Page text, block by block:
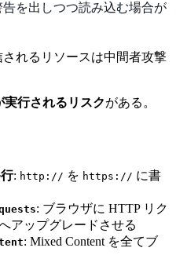
を出しつつ読み込む場合が
れるリソースは中間者攻撃
行されるリスクがある。
: http:// を https:// に書
: ブラウザに HTTP リク
アップグレードさせる
: Mixed Content を全てブ